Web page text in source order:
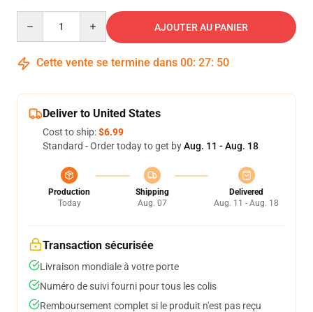
AJOUTER AU PANIER
Cette vente se termine dans 00: 27: 49
Deliver to United States
Cost to ship:$6.99
Standard - Order today to get byAug. 11 - Aug. 18
Production
Today
Shipping
Aug. 07
Delivered
Aug. 11 - Aug. 18
Transaction sécurisée
Livraison mondiale à votre porte
Numéro de suivi fourni pour tous les colis
Remboursement complet si le produit n'est pas reçu